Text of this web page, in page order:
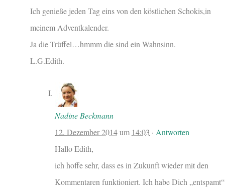
Ich genieße jeden Tag eins von den köstlichen Schokis,in
meinem Adventkalender.
Ja die Trüffel…hmmm die sind ein Wahnsinn.
L.G.Edith.
Nadine Beckmann
12. Dezember 2014um 14:03 · Antworten
Hallo Edith,
ich hoffe sehr, dass es in Zukunft wieder mit den
Kommentaren funktioniert. Ich habe Dich „entspamt“